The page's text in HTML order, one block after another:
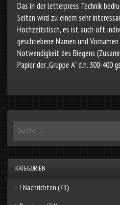
Das in der letterpress Technik
Seiten wird zu einem sehr
Hochzeitstisch, es ist auch oft
geschriebene Namen und
Notwendigkeit des Biegens
Papier der „Gruppe A” d.h. 300-400
KATEGORIEN
! Nachrichten (73)